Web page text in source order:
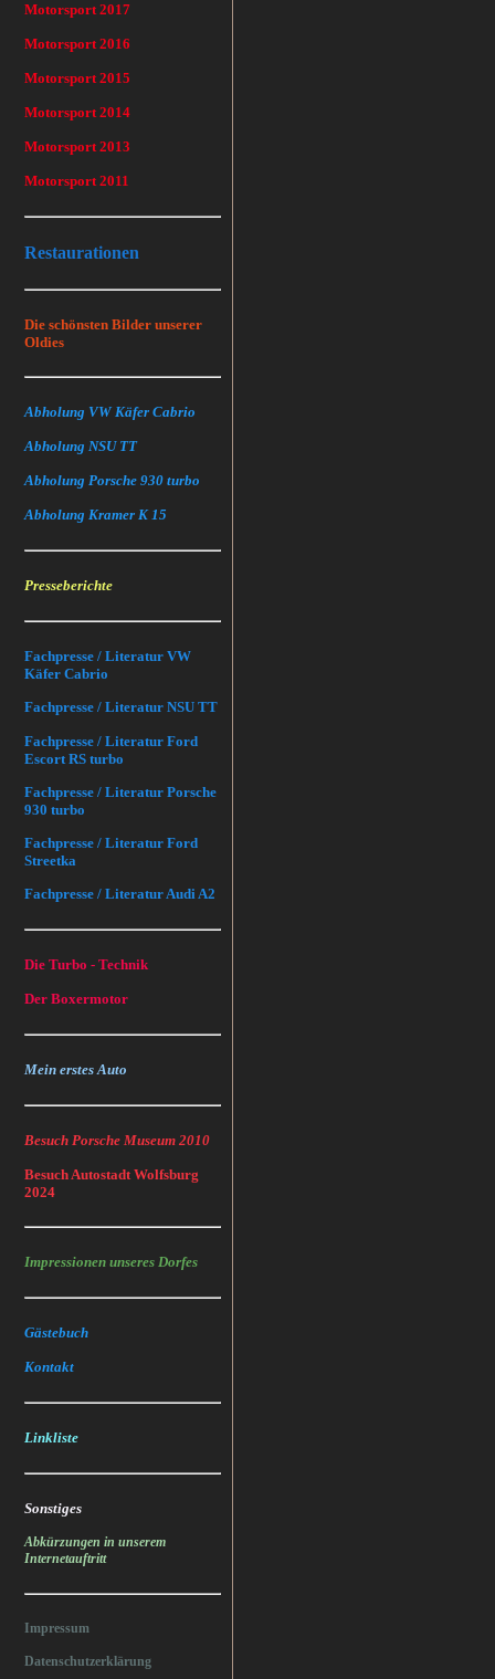
Motorsport 2017
Motorsport 2016
Motorsport 2015
Motorsport 2014
Motorsport 2013
Motorsport 2011
Restaurationen
Die schönsten Bilder unserer
Oldies
Abholung VW Käfer Cabrio
Abholung NSU TT
Abholung Porsche 930 turbo
Abholung Kramer K 15
Presseberichte
Fachpresse / Literatur VW
Käfer Cabrio
Fachpresse / Literatur NSU TT
Fachpresse / Literatur Ford
Escort RS turbo
Fachpresse / Literatur Porsche
930 turbo
Fachpresse / Literatur Ford
Streetka
Fachpresse / Literatur Audi A2
Die Turbo - Technik
Der Boxermotor
Mein erstes Auto
Besuch Porsche Museum 2010
Besuch Autostadt Wolfsburg
2024
Impressionen unseres Dorfes
Gästebuch
Kontakt
Linkliste
Sonstiges
Abkürzungen in unserem
Internetauftritt
Impressum
Datenschutzerklärung